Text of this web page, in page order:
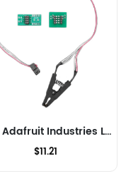
5315 Adafruit Industries LLC Clips CI
$11.21